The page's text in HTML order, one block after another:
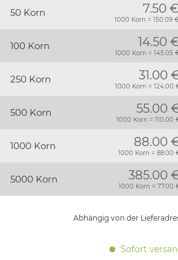
50 Korn 7.50 €
1000 Korn = 150.09
100 Korn 14.50
1000 Korn = 145.05
250 Korn 31.00
1000 Korn = 124.00
500 Korn 55.00
1000 Korn = 110.00
1000 Korn 88.00
1000 Korn = 88.00
5000 Korn 385.00
1000 Korn = 77.00
Abhängig von der
Sofort